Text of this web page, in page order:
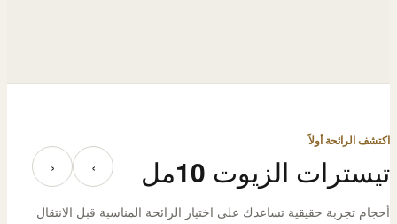
اكتشف الرائحة أولاً
تيسترات الزيوت 10مل
أحجام تجربة حقيقية تساعدك على اختيار الرائحة المناسبة قبل الانتقال
›
‹